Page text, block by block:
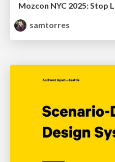
Mozcon NYC 2025: Stop
samtorres